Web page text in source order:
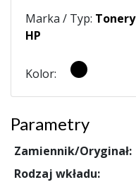
Marka / Typ: Tonery
HP
Kolor:
Parametry
Zamiennik/Oryginał:
Rodzaj wkładu: